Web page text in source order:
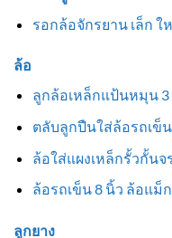
รอกล้อจักรยาน เล็ก ใ
ล้อ
ลูกล้อเหล็กแป้นหมุน 3
ตลับลูกปืนใส่ล้อรถเข็น
ล้อใส่แผงเหล็กรั้วกั้นจ
ล้อรถเข็น 8 นิ้ว ล้อแม็
ลูกยาง